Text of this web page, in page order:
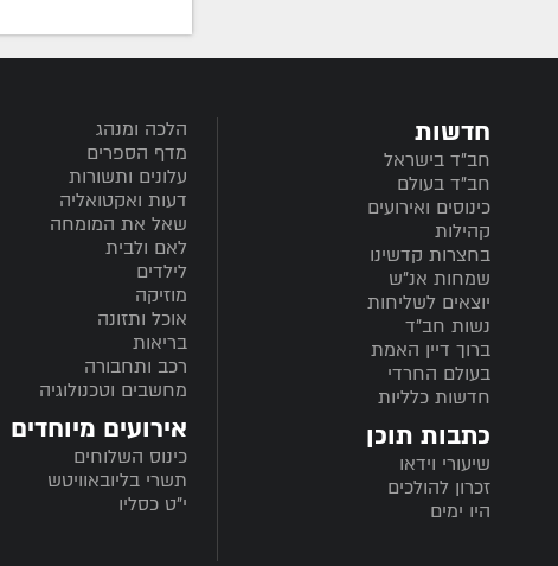
חדשות
חב”ד בישראל
חב”ד בעולם
כינוסים ואירועים
קהילות
בחצרות קדשינו
שמחות אנ"ש
יוצאים לשליחות
נשות חב"ד
ברוך דיין האמת
בעולם החרדי
חדשות כלליות
כתבות תוכן
שיעורי וידאו
זכרון להולכים
היו ימים
הלכה ומנהג
מדף הספרים
עלונים ותשורות
דעות ואקטואליה
שאל את המומחה
לאם ולבית
לילדים
מוזיקה
אוכל ותזונה
בריאות
רכב ותחבורה
מחשבים וטכנולוגיה
אירועים מיוחדים
כינוס השלוחים
תשרי בליובאוויטש
י"ט כסליו